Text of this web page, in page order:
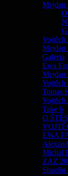
Mejdan
Vojtěch
Mejdan
Galéria
Ewa
Mejdan
Vojtěch
Tomas
Take 6
O
EWA
Michal
ZAZ
Shaolin